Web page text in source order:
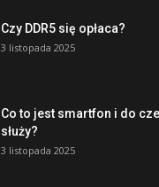
Czy DDR5 się opłaca?
3 listopada 2025
Co to jest smartfon i do
służy?
3 listopada 2025